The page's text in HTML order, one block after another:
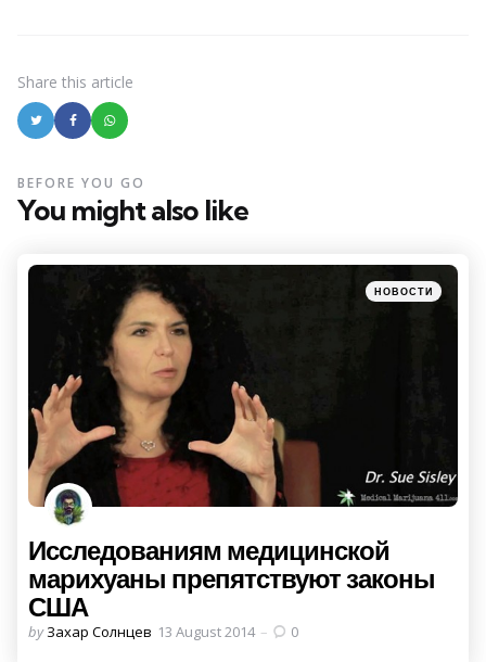
Share this article
You might also like
BEFORE YOU GO
Categories
Posted
in
НОВОСТИ
Исследованиям медицинской
марихуаны препятствуют законы
США
Posted
by Захар Солнцев 13 August 2014 0